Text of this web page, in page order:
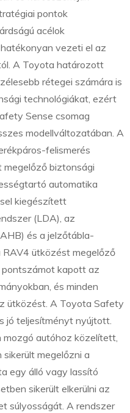
pontok
acélok
vezeti el az
A Toyota határozott
rétegei számára is
technológiákat, ezért
Sense csomag
modellváltozatában. A
felismerés
biztonsági
automatika
kiegészített
(LDA), az
és a jelzőtábla-
RAV4 ütközést megelőző
pontszámot kapott az
és minden
ütközést. A Toyota Safety
jó teljesítményt nyújtott.
autóhoz közelített,
megelőzni a
egy álló vagy lassító
sikerült elkerülni az
súlyosságát. A rendszer